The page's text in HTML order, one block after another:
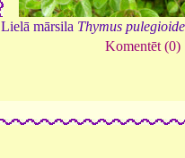
Lielā mārsila Thymus
Komentēt (0)